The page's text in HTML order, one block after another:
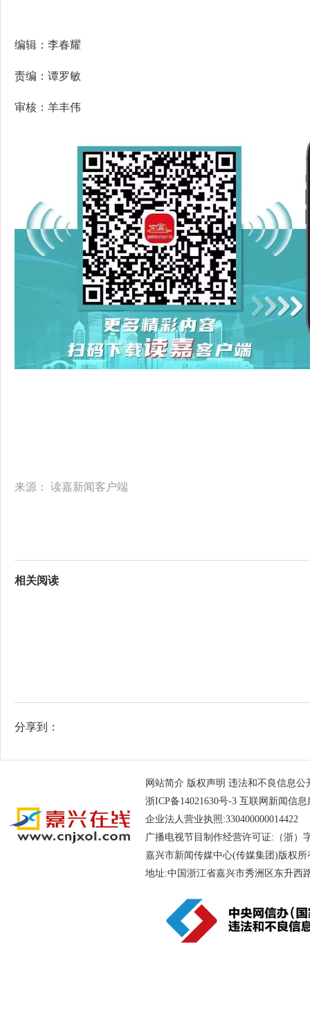
编辑：李春耀
责编：谭罗敏
审核：羊丰伟
来源： 读嘉新闻客户端
相关阅读
分享到：
网站简介 版权声明 违法和不良信息公
浙ICP备14021630号-3 互联网新闻信息
企业法人营业执照
广播电视节目制作经营许可证:（浙
嘉兴市新闻传媒中心(传媒集团)版权
地址:中国浙江省嘉兴市秀洲区东升西